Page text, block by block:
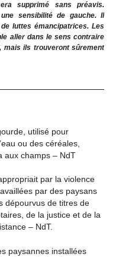
supprimé sans préavis.
sensibilité de gauche. Il
luttes émancipatrices. Les
aller dans le sens contraire
mais ils trouveront sûrement
utilisé pour
ou des céréales,
aux champs – NdT
par la violence
par des paysans
dépourvus de titres de
de la justice et de la
– NdT.
paysannes installées